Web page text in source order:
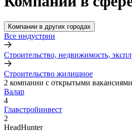
Компании в других городах
Все индустрии
Строительство, недвижимость,
Строительство жилищное
2 компании с открытыми вакансиями
Валар
4
Главстройинвест
2
HeadHunter